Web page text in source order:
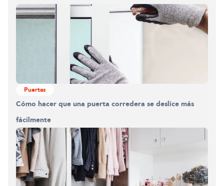
Puertas
Cómo hacer que una puerta corredera se deslice más
fácilmente